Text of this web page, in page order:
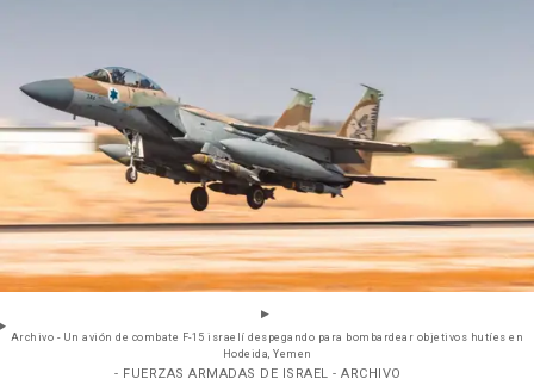
Archivo - Un avión de combate F-15 israelí despegando para bombardear objetivos hutíes en
Hodeida, Yemen
- FUERZAS ARMADAS DE ISRAEL - ARCHIVO